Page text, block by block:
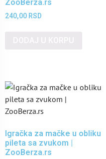
ZooBerza.rs
240,00 RSD
Igračka za mačke u obliku
pileta sa zvukom |
ZooBerza.rs